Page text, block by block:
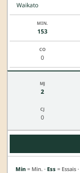
Waikato
153
0
2
0
Min = Min. · Ess = Essais ·